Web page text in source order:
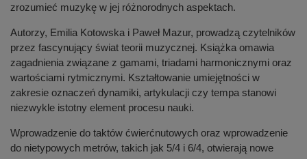
zrozumieć muzykę w jej różnorodnych aspektach.
Autorzy, Emilia Kotowska i Paweł Mazur, prowadzą czytelników
przez fascynujący świat teorii muzycznej. Książka omawia
zagadnienia związane z gamami, triadami harmonicznymi oraz
wartościami rytmicznymi. Kształtowanie umiejętności w
zakresie oznaczeń dynamiki, artykulacji czy tempa stanowi
niezwykle istotny element procesu nauki.
Wprowadzenie do taktów ćwierćnutowych oraz wprowadzenie
do nietypowych metrów, takich jak 5/4 i 6/4, otwierają nowe